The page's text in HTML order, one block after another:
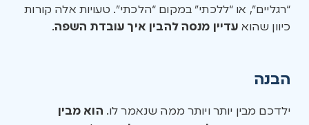
“רגליים”, או “ללכתי” במקום “הלכתי”. טעויות אלה קורות
כיוון שהוא עדיין מנסה להבין איך עובדת השפה.
הבנה
ילדכם מבין יותר ויותר ממה שנאמר לו. הוא מבין